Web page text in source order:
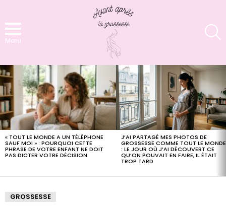
Menu
LATEST
STORIES
« TOUT LE MONDE A UN TÉLÉPHONE
SAUF MOI » : POURQUOI CETTE
PHRASE DE VOTRE ENFANT NE DOIT
PAS DICTER VOTRE DÉCISION
J’AI PARTAGÉ MES PHOTOS DE
GROSSESSE COMME TOUT LE MONDE
: LE JOUR OÙ J’AI DÉCOUVERT CE
QU’ON POUVAIT EN FAIRE, IL ÉTAIT
TROP TARD
GROSSESSE